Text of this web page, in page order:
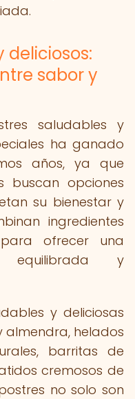
deliciosos:
sabor y
saludables y
ha ganado
años, ya que
buscan opciones
su bienestar y
ingredientes
ofrecer una
equilibrada y
y deliciosas
almendra, helados
barritas de
cremosos de
no solo son